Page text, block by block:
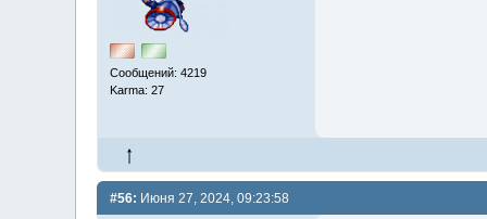
Сообщений: 4219
Karma: 27
#56: Июня 27, 2024, 09:23:58